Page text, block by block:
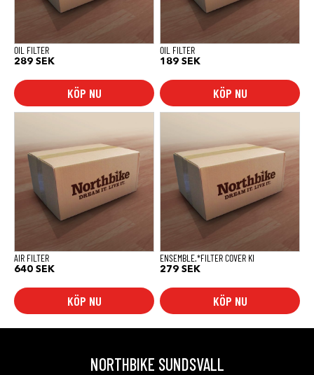
OIL FILTER
289 SEK
KÖP NU
OIL FILTER
189 SEK
KÖP NU
AIR FILTER
640 SEK
KÖP NU
ENSEMBLE.*FILTER COVER KI
279 SEK
KÖP NU
NORTHBIKE SUNDSVALL